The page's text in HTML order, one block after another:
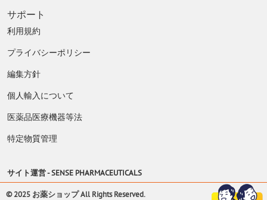
サポート
利用規約
プライバシーポリシー
編集方針
個人輸入について
医薬品医療機器等法
特定物質管理
サイト運営 -SENSE PHARMACEUTICALS
© 2025 お薬ショップ All Rights Reserved.